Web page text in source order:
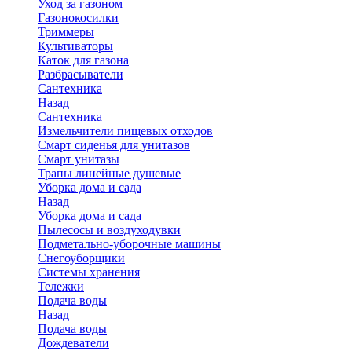
Уход за газоном
Газонокосилки
Триммеры
Культиваторы
Каток для газона
Разбрасыватели
Сантехника
Назад
Сантехника
Измельчители пищевых отходов
Смарт сиденья для унитазов
Смарт унитазы
Трапы линейные душевые
Уборка дома и сада
Назад
Уборка дома и сада
Пылесосы и воздуходувки
Подметально-уборочные машины
Снегоуборщики
Системы хранения
Тележки
Подача воды
Назад
Подача воды
Дождеватели